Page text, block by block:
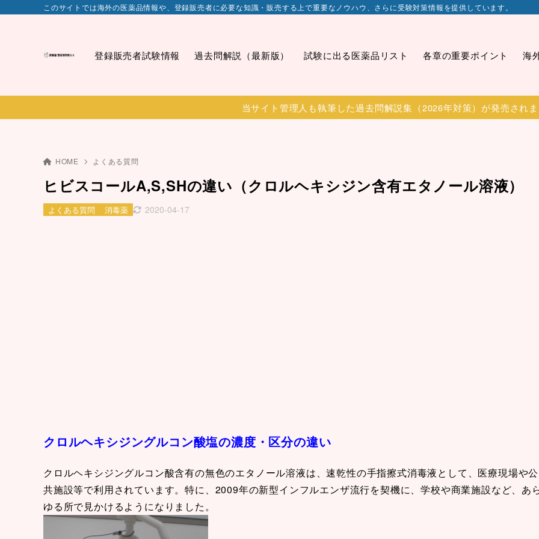
このサイトでは海外の医薬品情報や、登録販売者に必要な知識・販売する上で重要なノウハウ、さらに受験対策情報を提供しています。
登録販売者試験情報 過去問解説（最新版） 試験に出る医薬品リスト 各章の重要ポイント 海
当サイト管理人も執筆した過去問解説集（2026年対策）が発売され
HOME よくある質問
ヒビスコールA,S,SHの違い（クロルヘキシジン含有エタノール溶液）
2020-04-17
よくある質問 消毒薬
クロルヘキシジングルコン酸塩の濃度・区分の違い
クロルヘキシジングルコン酸含有の無色のエタノール溶液は、速乾性の手指擦式消毒液として、医療現場や公
共施設等で利用されています。特に、2009年の新型インフルエンザ流行を契機に、学校や商業施設など、あ
ゆる所で見かけるようになりました。